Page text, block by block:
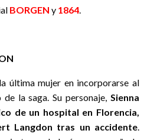
BORGEN y 1864.
última mujer en incorporarse al
la saga. Su personaje, Sienna
de un hospital en Florencia,
Langdon tras un accidente.